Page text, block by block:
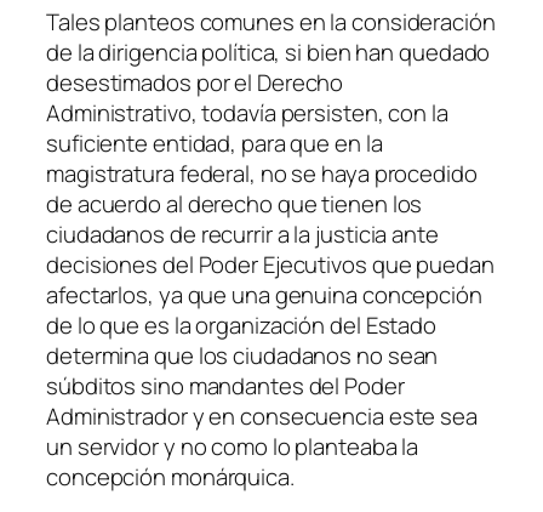
Tales planteos comunes en la consideración
de la dirigencia política, si bien han quedado
desestimados por el Derecho
Administrativo, todavía persisten, con la
suficiente entidad, para que en la
magistratura federal, no se haya procedido
de acuerdo al derecho que tienen los
ciudadanos de recurrir a la justicia ante
decisiones del Poder Ejecutivos que puedan
afectarlos, ya que una genuina concepción
de lo que es la organización del Estado
determina que los ciudadanos no sean
súbditos sino mandantes del Poder
Administrador y en consecuencia este sea
un servidor y no como lo planteaba la
concepción monárquica.